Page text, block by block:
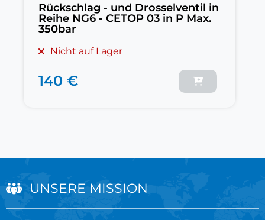
Rückschlag - und Drosselventil in
Reihe NG6 - CETOP 03 in P Max.
350bar
Nicht auf Lager
140 €
UNSERE MISSION